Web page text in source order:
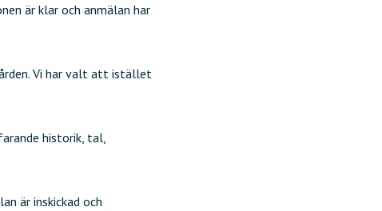
är klar och anmälan har
Vi har valt att istället
historik, tal,
är inskickad och